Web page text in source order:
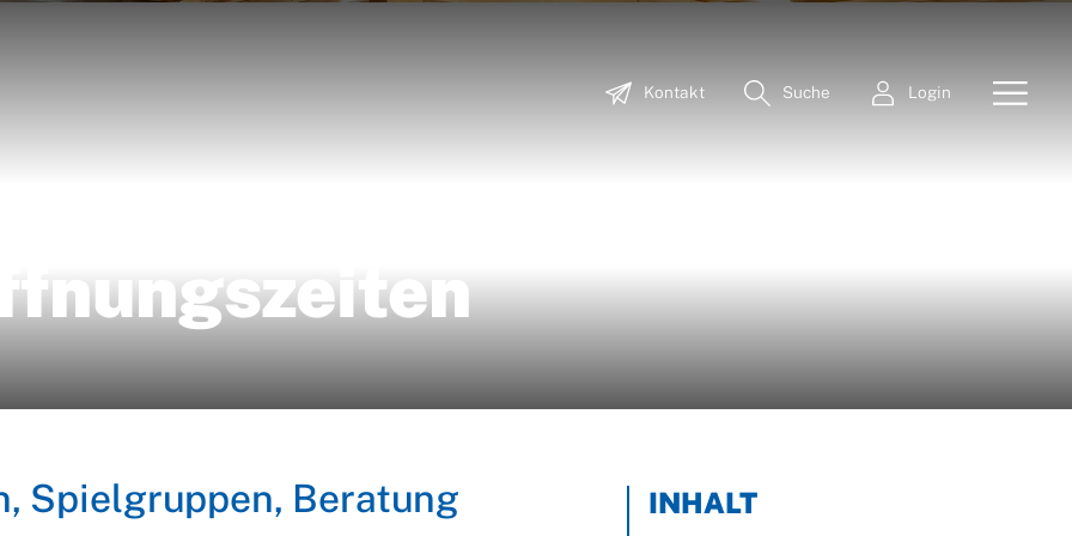
Kontakt Suche Login
INHALT
Spielgruppen, Beratung